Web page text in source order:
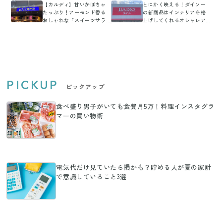
【カルディ】甘いかぼちゃ
たっぷり！アーモンド香る
おしゃれな「スイーツサラ
とにかく映える！ダイソー
の新商品はインテリアを格
上げしてくれるオシャレア
PICKUP ピックアップ
食べ盛り男子がいても食費月5万！料理インスタグラ
マーの買い物術
電気代だけ見ていたら損かも？貯める人が夏の家計
で意識していること3選